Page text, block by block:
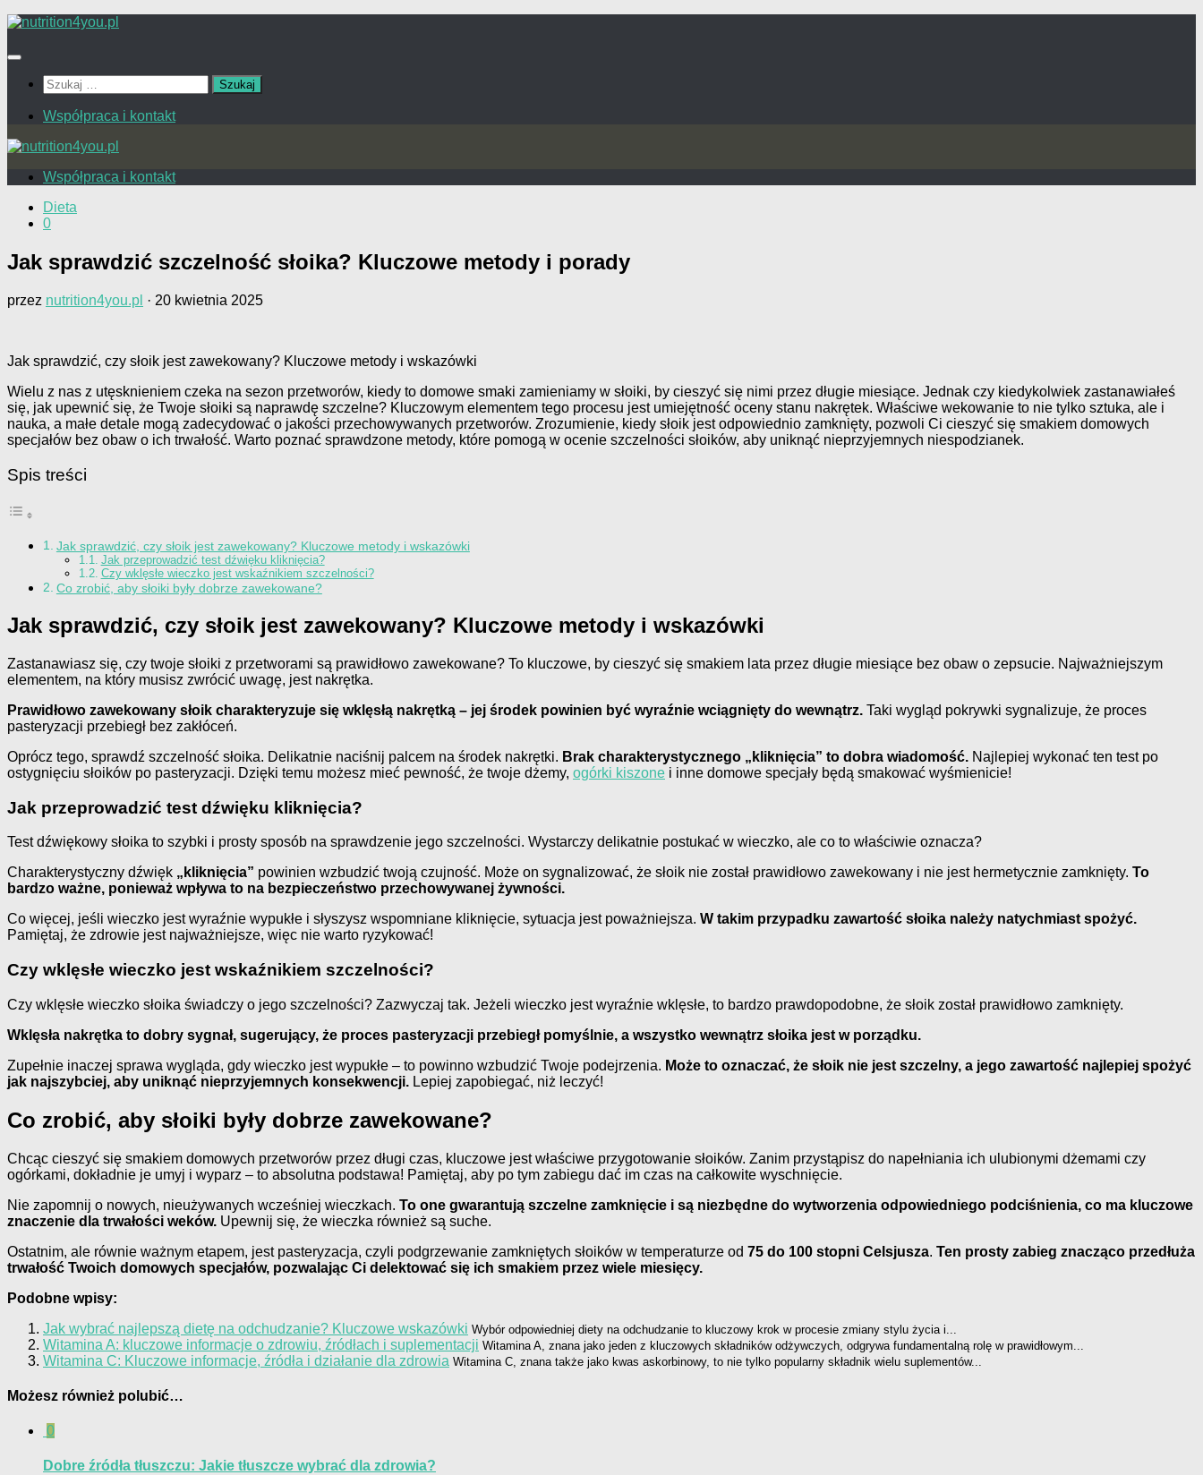
Przejdź
treści
Szukaj:
Współpraca i kontakt
Współpraca i kontakt
Dieta
0
Jak sprawdzić szczelność słoika? Kluczowe metody i porady
przez nutrition4you.pl · 20 kwietnia 2025
Jak sprawdzić, czy słoik jest zawekowany? Kluczowe metody i wskazówki
Wielu z nas z utęsknieniem czeka na sezon przetworów, kiedy to domowe smaki zamieniamy w słoiki, by cieszyć się nimi przez długie miesiące. Jednak czy kiedykolwiek zastanawiałeś
się, jak upewnić się, że Twoje słoiki są naprawdę szczelne? Kluczowym elementem tego procesu jest umiejętność oceny stanu nakrętek. Właściwe wekowanie to nie tylko sztuka, ale i
nauka, a małe detale mogą zadecydować o jakości przechowywanych przetworów. Zrozumienie, kiedy słoik jest odpowiednio zamknięty, pozwoli Ci cieszyć się smakiem domowych
specjałów bez obaw o ich trwałość. Warto poznać sprawdzone metody, które pomogą w ocenie szczelności słoików, aby uniknąć nieprzyjemnych niespodzianek.
Spis treści
Jak sprawdzić, czy słoik jest zawekowany? Kluczowe metody i wskazówki
Jak przeprowadzić test dźwięku kliknięcia?
Czy wklęsłe wieczko jest wskaźnikiem szczelności?
Co zrobić, aby słoiki były dobrze zawekowane?
Jak sprawdzić, czy słoik jest zawekowany? Kluczowe metody i wskazówki
Zastanawiasz się, czy twoje słoiki z przetworami są prawidłowo zawekowane? To kluczowe, by cieszyć się smakiem lata przez długie miesiące bez obaw o zepsucie. Najważniejszym
elementem, na który musisz zwrócić uwagę, jest nakrętka.
Prawidłowo zawekowany słoik charakteryzuje się wklęsłą nakrętką – jej środek powinien być wyraźnie wciągnięty do wewnątrz. Taki wygląd pokrywki sygnalizuje, że proces
pasteryzacji przebiegł bez zakłóceń.
Oprócz tego, sprawdź szczelność słoika. Delikatnie naciśnij palcem na środek nakrętki. Brak charakterystycznego „kliknięcia” to dobra wiadomość. Najlepiej wykonać ten test po
ostygnięciu słoików po pasteryzacji. Dzięki temu możesz mieć pewność, że twoje dżemy, ogórki kiszone i inne domowe specjały będą smakować wyśmienicie!
Jak przeprowadzić test dźwięku kliknięcia?
Test dźwiękowy słoika to szybki i prosty sposób na sprawdzenie jego szczelności. Wystarczy delikatnie postukać w wieczko, ale co to właściwie oznacza?
Charakterystyczny dźwięk „kliknięcia” powinien wzbudzić twoją czujność. Może on sygnalizować, że słoik nie został prawidłowo zawekowany i nie jest hermetycznie zamknięty. To
bardzo ważne, ponieważ wpływa to na bezpieczeństwo przechowywanej żywności.
Co więcej, jeśli wieczko jest wyraźnie wypukłe i słyszysz wspomniane kliknięcie, sytuacja jest poważniejsza. W takim przypadku zawartość słoika należy natychmiast spożyć.
Pamiętaj, że zdrowie jest najważniejsze, więc nie warto ryzykować!
Czy wklęsłe wieczko jest wskaźnikiem szczelności?
Czy wklęsłe wieczko słoika świadczy o jego szczelności? Zazwyczaj tak. Jeżeli wieczko jest wyraźnie wklęsłe, to bardzo prawdopodobne, że słoik został prawidłowo zamknięty.
Wklęsła nakrętka to dobry sygnał, sugerujący, że proces pasteryzacji przebiegł pomyślnie, a wszystko wewnątrz słoika jest w porządku.
Zupełnie inaczej sprawa wygląda, gdy wieczko jest wypukłe – to powinno wzbudzić Twoje podejrzenia. Może to oznaczać, że słoik nie jest szczelny, a jego zawartość najlepiej spożyć
jak najszybciej, aby uniknąć nieprzyjemnych konsekwencji. Lepiej zapobiegać, niż leczyć!
Co zrobić, aby słoiki były dobrze zawekowane?
Chcąc cieszyć się smakiem domowych przetworów przez długi czas, kluczowe jest właściwe przygotowanie słoików. Zanim przystąpisz do napełniania ich ulubionymi dżemami czy
ogórkami, dokładnie je umyj i wyparz – to absolutna podstawa! Pamiętaj, aby po tym zabiegu dać im czas na całkowite wyschnięcie.
Nie zapomnij o nowych, nieużywanych wcześniej wieczkach. To one gwarantują szczelne zamknięcie i są niezbędne do wytworzenia odpowiedniego podciśnienia, co ma kluczowe
znaczenie dla trwałości weków. Upewnij się, że wieczka również są suche.
Ostatnim, ale równie ważnym etapem, jest pasteryzacja, czyli podgrzewanie zamkniętych słoików w temperaturze od 75 do 100 stopni Celsjusza. Ten prosty zabieg znacząco przedłuża
trwałość Twoich domowych specjałów, pozwalając Ci delektować się ich smakiem przez wiele miesięcy.
Podobne wpisy:
Jak wybrać najlepszą dietę na odchudzanie? Kluczowe wskazówki Wybór odpowiedniej diety na odchudzanie to kluczowy krok w procesie zmiany stylu życia i...
Witamina A: kluczowe informacje o zdrowiu, źródłach i suplementacji Witamina A, znana jako jeden z kluczowych składników odżywczych, odgrywa fundamentalną rolę w prawidłowym...
Witamina C: Kluczowe informacje, źródła i działanie dla zdrowia Witamina C, znana także jako kwas askorbinowy, to nie tylko popularny składnik wielu suplementów...
Możesz również polubić…
0
Dobre źródła tłuszczu: Jakie tłuszcze wybrać dla zdrowia?